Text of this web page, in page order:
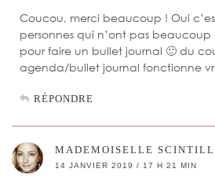
Coucou, merci beaucoup ! Oui
personnes qui n’ont pas
pour faire un bullet journal 🙂 du
agenda/bullet journal fonctionne
RÉPONDRE
MADEMOISELLE
14 JANVIER 2019 / 17 H 21 MIN